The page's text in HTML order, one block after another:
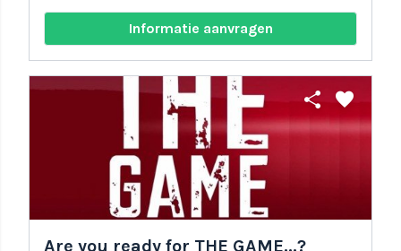
Informatie aanvragen
share favorite
Are you ready for THE GAME...?